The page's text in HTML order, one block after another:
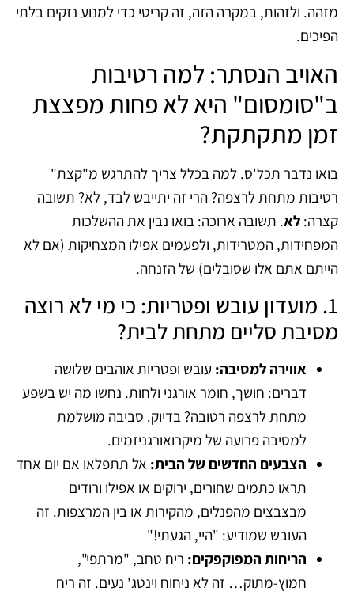
מזהה. ולזהות, במקרה הזה, זה קריטי כדי למנוע נזקים בלתי
הפיכים.
האויב הנסתר: למה רטיבות
ב"סומסום" היא לא פחות מפצצת
זמן מתקתקת?
בואו נדבר תכל'ס. למה בכלל צריך להתרגש מ"קצת"
רטיבות מתחת לרצפה? הרי זה יתייבש לבד, לא? תשובה
קצרה: לא. תשובה ארוכה: בואו נבין את ההשלכות
המפחידות, המטרידות, ולפעמים אפילו המצחיקות (אם לא
הייתם אתם אלו שסובלים) של הזנחה.
1. מועדון עובש ופטריות: כי מי לא רוצה
מסיבת סליים מתחת לבית?
אווירה למסיבה: עובש ופטריות אוהבים שלושה
דברים: חושך, חומר אורגני ולחות. נחשו מה יש בשפע
מתחת לרצפה רטובה? בדיוק. סביבה מושלמת
למסיבה פרועה של מיקרואורגניזמים.
הצבעים החדשים של הבית: אל תתפלאו אם יום אחד
תראו כתמים שחורים, ירוקים או אפילו ורודים
מבצבצים מהפנלים, מהקירות או בין המרצפות. זה
העובש שמודיע: "היי, הגעתי!"
הריחות המפוקפקים: ריח טחב, "מרתפי",
חמוץ-מתוק… זה לא ניחוח וינטג' נעים. זה ריח